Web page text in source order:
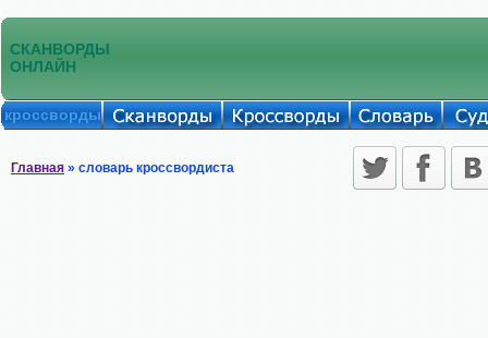
СКАНВОРДЫ
ОНЛАЙН
кроссворды
Главная » словарь кроссвордиста